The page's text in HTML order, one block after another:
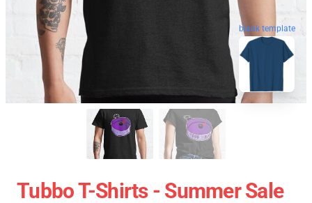
blank template
Tubbo T-Shirts - Summer Sale